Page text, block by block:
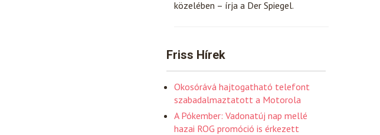
közelében – írja a Der Spiegel.
Friss Hírek
Okosórává hajtogatható telefont
szabadalmaztatott a Motorola
A Pókember: Vadonatúj nap mellé
hazai ROG promóció is érkezett